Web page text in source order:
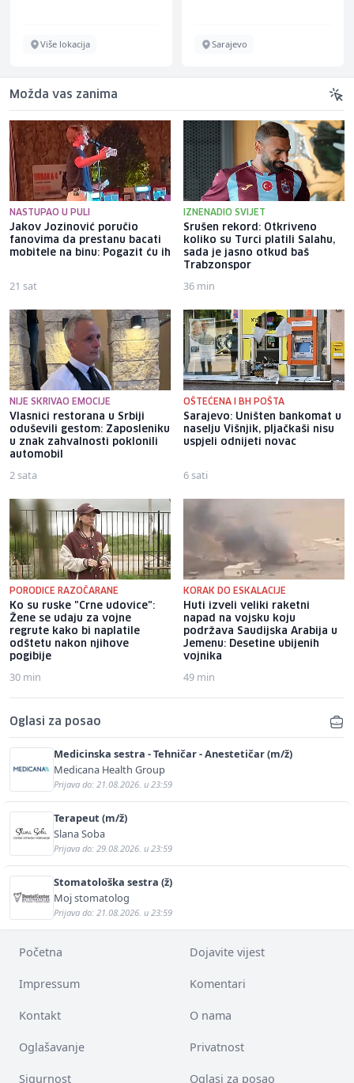
Više lokacija Sarajevo
Možda vas zanima
NASTUPAO U PULI
Jakov Jozinović poručio
fanovima da prestanu bacati
mobitele na binu: Pogazit ću ih
21 sat
IZNENADIO SVIJET
Srušen rekord: Otkriveno
koliko su Turci platili Salahu,
sada je jasno otkud baš
Trabzonspor
36 min
NIJE SKRIVAO EMOCIJE
Vlasnici restorana u Srbiji
oduševili gestom: Zaposleniku
u znak zahvalnosti poklonili
automobil
2 sata
OŠTEĆENA I BH POŠTA
Sarajevo: Uništen bankomat u
naselju Višnjik, pljačkaši nisu
uspjeli odnijeti novac
6 sati
PORODICE RAZOČARANE
Ko su ruske "Crne udovice":
Žene se udaju za vojne
regrute kako bi naplatile
odštetu nakon njihove
pogibije
30 min
KORAK DO ESKALACIJE
Huti izveli veliki raketni
napad na vojsku koju
podržava Saudijska Arabija u
Jemenu: Desetine ubijenih
vojnika
49 min
Oglasi za posao
Medicinska sestra - Tehničar - Anestetičar (m/ž)
Medicana Health Group
Prijava do: 21.08.2026. u 23:59
Terapeut (m/ž)
Slana Soba
Prijava do: 29.08.2026. u 23:59
Stomatološka sestra (ž)
Moj stomatolog
Prijava do: 21.08.2026. u 23:59
Početna Dojavite vijest
Impressum Komentari
Kontakt O nama
Oglašavanje Privatnost
Sigurnost Oglasi za posao